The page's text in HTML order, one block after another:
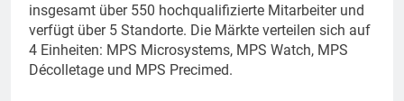
insgesamt über 550 hochqualifizierte Mitarbeiter und
verfügt über 5 Standorte. Die Märkte verteilen sich auf
4 Einheiten: MPS Microsystems, MPS Watch, MPS
Décolletage und MPS Precimed.